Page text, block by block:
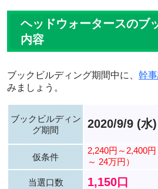
ヘッドウォータースのブ
内容
ブックビルディング期間中に、 幹
みましょう。
ブックビルディン
グ期間
2020/9/9 (水
仮条件
2,240円～2,400円
～ 24万円）
当選口数 1,150口